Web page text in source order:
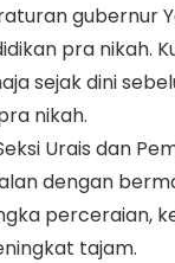
pra nikah.
sejak dini
nikah.
Urais dan
dengan
perceraian,
tajam.